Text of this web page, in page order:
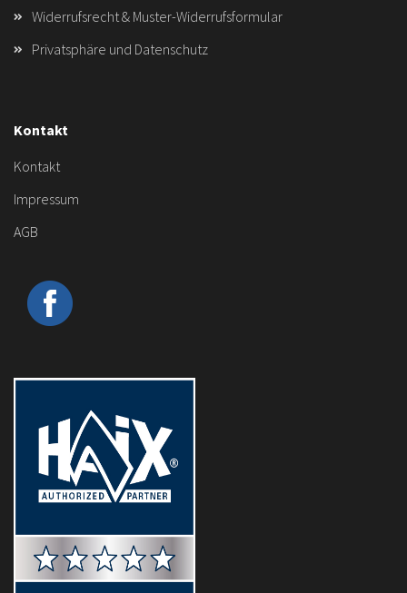
Widerrufsrecht & Muster-Widerrufsformular
Privatsphäre und Datenschutz
Kontakt
Kontakt
Impressum
AGB